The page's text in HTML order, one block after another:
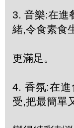
3. 音樂:在進
緒,令食素食
更滿足。
4. 香氛:在
受,把最簡單